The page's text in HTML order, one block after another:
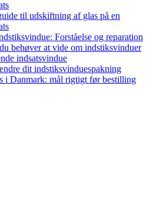
til udskiftning af glas på en
Forståelse og reparation
behøver at vide om indstiksvinduer
indsatsvindue
dit indstiksvinduespakning
i Danmark: mål rigtigt før bestilling